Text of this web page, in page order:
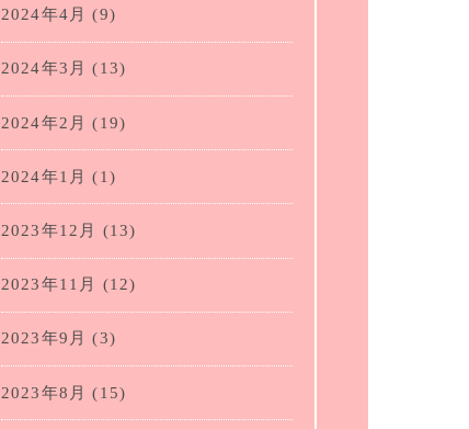
2024年4月 (9)
2024年3月 (13)
2024年2月 (19)
2024年1月 (1)
2023年12月 (13)
2023年11月 (12)
2023年9月 (3)
2023年8月 (15)